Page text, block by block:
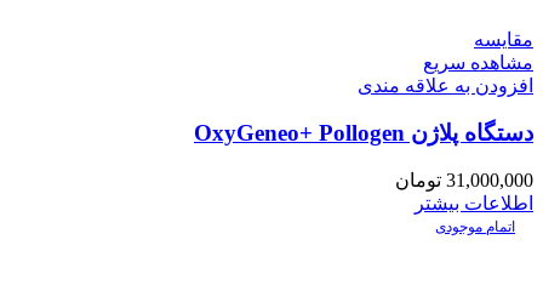
مقایسه
مشاهده سریع
افزودن به علاقه مندی
دستگاه پلاژن OxyGeneo+ Pollogen
31,000,000 تومان
اطلاعات بیشتر
اتمام موجودی